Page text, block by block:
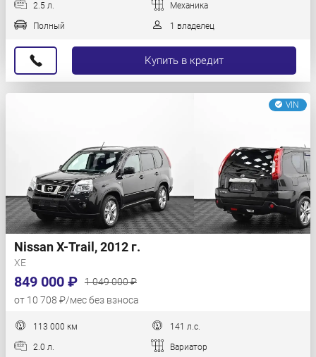
2.5 л. Механика
Полный 1 владелец
Купить в кредит
VIN
Nissan X-Trail, 2012 г.
XE
849 000 ₽
1 049 000 ₽
от 10 708 ₽/мес без взноса
113 000 км 141 л.с.
2.0 л. Вариатор